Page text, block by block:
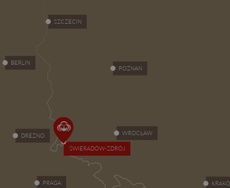
ŚWIERADÓW-ZDRÓJ
WROCŁAW
POZNAŃ
BERLIN
PRAGA
DREZNO
SZCZECIN